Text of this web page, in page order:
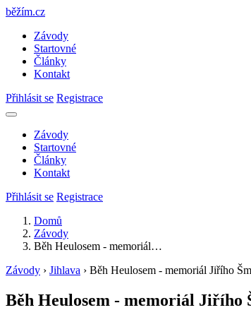
běžím.cz
Závody
Startovné
Články
Kontakt
Přihlásit se Registrace
Závody
Startovné
Články
Kontakt
Přihlásit se Registrace
Domů
Závody
Běh Heulosem - memoriál…
Závody › Jihlava › Běh Heulosem - memoriál Jiřího
Běh Heulosem - memoriál Jiřího